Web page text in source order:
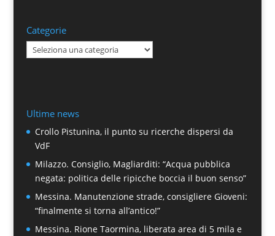
Categorie
Categorie
Ultime news
Crollo Pistunina, il punto su ricerche dispersi da
VdF
Milazzo. Consiglio, Magliarditi: “Acqua pubblica
negata: politica delle ripicche boccia il buon senso”
Messina. Manutenzione strade, consigliere Gioveni:
“finalmente si torna all’antico!”
Messina. Rione Taormina, liberata area di 5 mila e